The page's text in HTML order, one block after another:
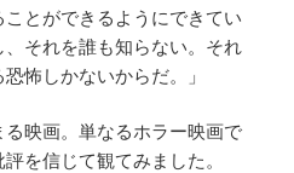
とができるようにできてい
それを誰も知らない。それ
怖しかないからだ。」
映画。単なるホラー映画で
を信じて観てみました。